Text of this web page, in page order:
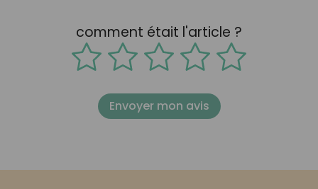
comment était l'article ?
Envoyer mon avis